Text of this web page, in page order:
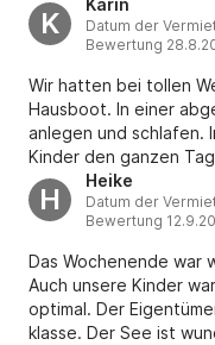
Führerscheinfreies
Die großzügige
um die warmen
Wasser schweifen
lassen. Ob mit
erfrischenden
❤️ Mit Liebe zum
und einer Flasche
direkt perfekt
Froschquaken bei
lauschen – es war
herzlich bedanken,
Besuch und können
weiterempfehlen.
K
Karin
Datum der
Bewertung
Wir hatten bei tollen
Hausboot. In einer
anlegen und schlafen.
Kinder den ganzen
H
Heike
Datum der
Bewertung
Das Wochenende war
Auch unsere Kinder
optimal. Der
klasse. Der See ist